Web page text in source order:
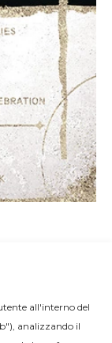
all'interno del
analizzando il